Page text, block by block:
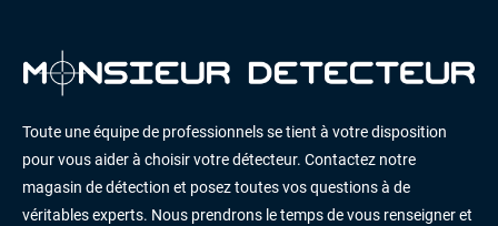
Toute une équipe de professionnels se tient à votre disposition
pour vous aider à choisir votre détecteur. Contactez notre
magasin de détection et posez toutes vos questions à de
véritables experts. Nous prendrons le temps de vous renseigner et